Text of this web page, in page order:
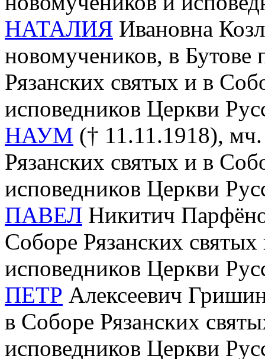
НАТАЛИЯ Ивановна
новомучеников, в
Рязанских святых и в
исповедников Церкви
НАУМ († 11.11.1918),
Рязанских святых и в
исповедников Церкви
ПАВЕЛ Никитич
Соборе Рязанских
исповедников Церкви
ПЕТР Алексеевич
в Соборе Рязанских
исповедников Церкви